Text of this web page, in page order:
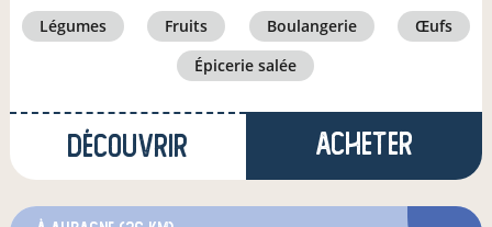
légumes fruits boulangerie
œufs
épicerie salée
Découvrir Acheter